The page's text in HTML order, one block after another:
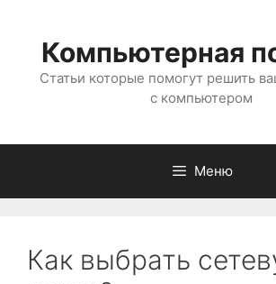
содержимому
Компьютерная
Статьи которые помогут решить
с компьютером
Меню
Как выбрать